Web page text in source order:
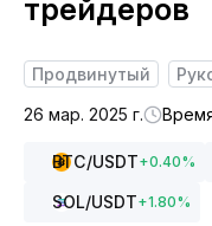
трейдеров
Продвинутый
26 мар. 2025 г.
BTC/USDT+0.40%
SOL/USDT+1.80%